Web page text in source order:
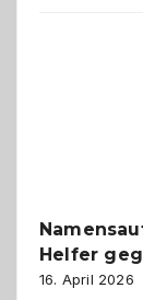
Helfer
16. April 2026